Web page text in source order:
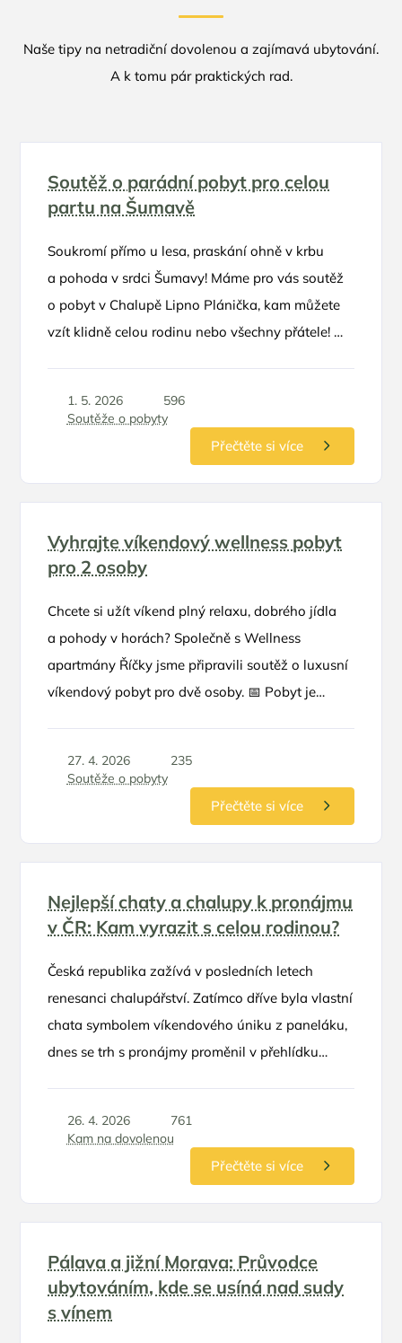
Naše tipy na netradiční dovolenou a zajímavá ubytování.
A k tomu pár praktických rad.
Soutěž o parádní pobyt pro celou
partu na Šumavě
Soukromí přímo u lesa, praskání ohně v krbu
a pohoda v srdci Šumavy! Máme pro vás soutěž
o pobyt v Chalupě Lipno Plánička, kam můžete
vzít klidně celou rodinu nebo všechny přátele! 🌲
listopad
1. 5. 2026
596
Soutěže o pobyty
Přečtěte si více
Vyhrajte víkendový wellness pobyt
pro 2 osoby
Chcete si užít víkend plný relaxu, dobrého jídla
a pohody v horách? Společně s Wellness
apartmány Říčky jsme připravili soutěž o luxusní
víkendový pobyt pro dvě osoby. 📅 Pobyt je
27. 4. 2026
235
Soutěže o pobyty
Přečtěte si více
Nejlepší chaty a chalupy k pronájmu
v ČR: Kam vyrazit s celou rodinou?
Česká republika zažívá v posledních letech
renesanci chalupářství. Zatímco dříve byla vlastní
chata symbolem víkendového úniku z paneláku,
dnes se trh s pronájmy proměnil v přehlídku
sekání trávy a spaní v proleželých postelích
po babičce. Moderní objekty nabízejí komfort
pětihvězdičkových hotelů, ale s bonusem
26. 4. 2026
761
Kam na dovolenou
Přečtěte si více
Pálava a jižní Morava: Průvodce
ubytováním, kde se usíná nad sudy
s vínem